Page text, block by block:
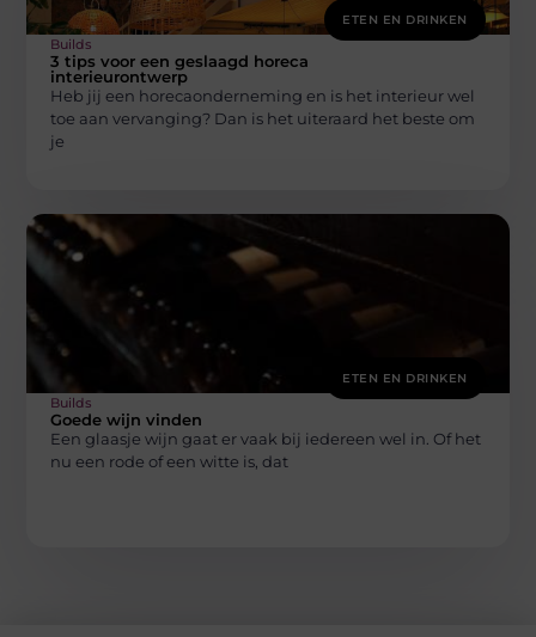
ETEN EN DRINKEN
Builds
3 tips voor een geslaagd horeca
interieurontwerp
Heb jij een horecaonderneming en is het interieur wel
toe aan vervanging? Dan is het uiteraard het beste om
je
ETEN EN DRINKEN
Builds
Goede wijn vinden
Een glaasje wijn gaat er vaak bij iedereen wel in. Of het
nu een rode of een witte is, dat